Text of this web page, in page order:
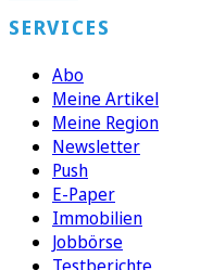
SERVICES
Abo
Meine Artikel
Meine Region
Newsletter
Push
E-Paper
Immobilien
Jobbörse